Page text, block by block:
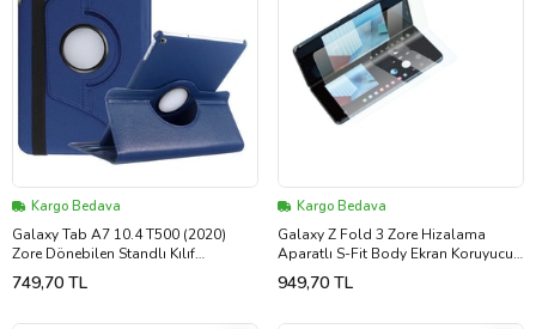
Kargo Bedava
Galaxy Tab A7 10.4 T500 (2020)
Zore Dönebilen Standlı Kılıf
(Lacivert)
749,70 TL
Kargo Bedava
Galaxy Z Fold 3 Zore Hizalama
Aparatlı S-Fit Body Ekran Koruyucu
(Renksiz)
949,70 TL